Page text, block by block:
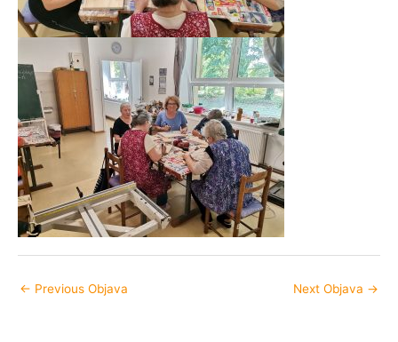
← Previous Objava Next Objava →